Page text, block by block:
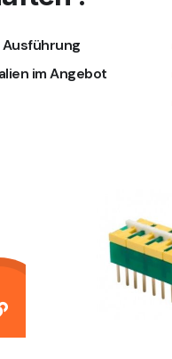
im Angebot